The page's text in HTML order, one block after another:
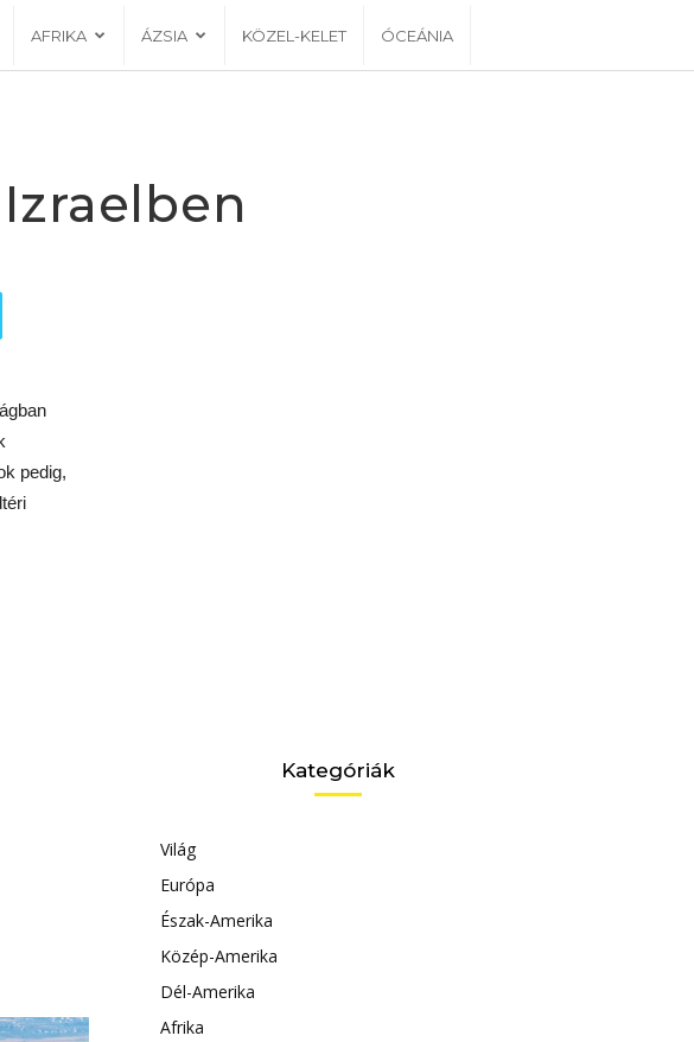
AFRIKA ÁZSIA KÖZEL-KELET ÓCEÁNIA
pedig,
Kategóriák
Világ
Európa
Észak-Amerika
Közép-Amerika
Dél-Amerika
Afrika